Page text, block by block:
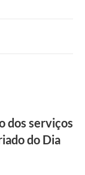
dos serviços
do Dia